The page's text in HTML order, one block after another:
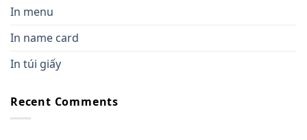
In menu
In name card
In túi giấy
Recent Comments